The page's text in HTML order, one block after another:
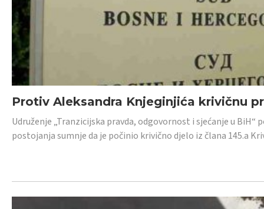
Protiv Aleksandra Knjeginjića krivičnu
Udruženje „Tranzicijska pravda, odgovornost i sjećanje u
postojanja sumnje da je počinio krivično djelo iz člana 145.a